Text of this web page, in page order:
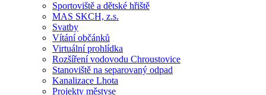
Sportoviště a dětské hřiště
MAS SKCH, z.s.
Svatby
Vítání občánků
Virtuální prohlídka
Rozšíření vodovodu Chroustovice
Stanoviště na separovaný odpad
Kanalizace Lhota
Projekty městyse